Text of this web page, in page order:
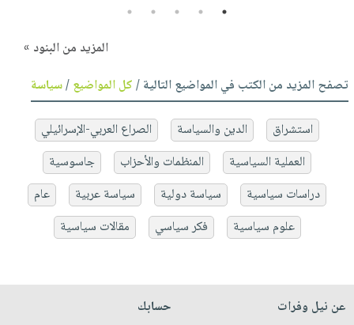
1
2
3
4
5
المزيد من البنود »
تصفح المزيد من الكتب في المواضيع التالية /كل المواضيع/سياسة
استشراق الدين والسياسة
الصراع العربي-الإسرائيلي
العملية السياسية
المنظمات والأحزاب
جاسوسية
دراسات سياسية
سياسة دولية سياسة عربية
عام
علوم سياسية
فكر سياسي مقالات سياسية
عن نيل وفرات
حسابك